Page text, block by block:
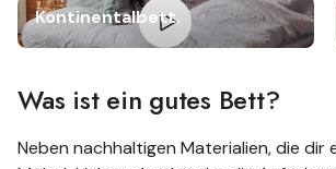
Kontinentalbett.
Was ist ein gutes Bett?
Neben nachhaltigen Materialien, die dir